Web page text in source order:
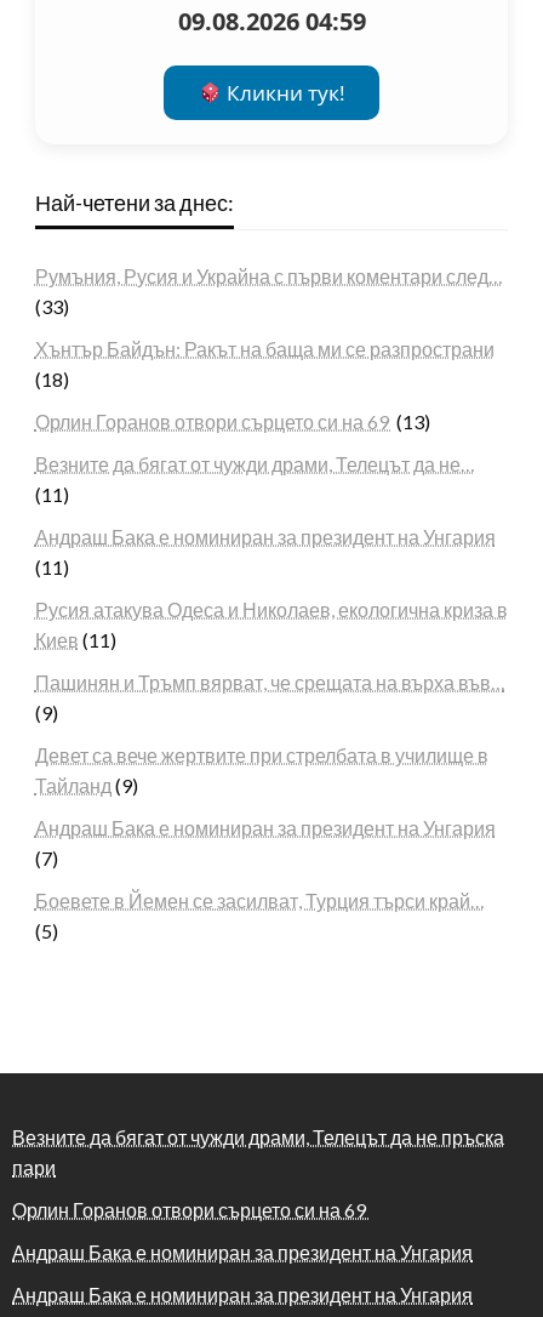
09.08.2026 04:59
Кликни тук!
Най-четени за днес:
Румъния, Русия и Украйна с първи коментари след…
(33)
Хънтър Байдън: Ракът на баща ми се разпространи
(18)
Орлин Горанов отвори сърцето си на 69 (13)
Везните да бягат от чужди драми, Телецът да не…
(11)
Андраш Бака е номиниран за президент на Унгария
(11)
Русия атакува Одеса и Николаев, екологична криза в
Киев (11)
Пашинян и Тръмп вярват, че срещата на върха във…
(9)
Девет са вече жертвите при стрелбата в училище в
Тайланд (9)
Андраш Бака е номиниран за президент на Унгария
(7)
Боевете в Йемен се засилват, Турция търси край…
(5)
Везните да бягат от чужди драми, Телецът да не пръска
пари
Орлин Горанов отвори сърцето си на 69
Андраш Бака е номиниран за президент на Унгария
Андраш Бака е номиниран за президент на Унгария